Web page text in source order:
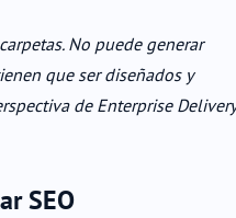
No puede generar
que ser diseñados y
de Enterprise Delivery
SEO